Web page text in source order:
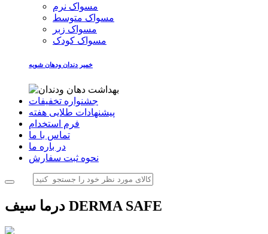
مسواک نرم
مسواک متوسط
مسواک زبر
مسواک کودک
خمیر دندان ودهان شویه
جشنواره تخفیفات
پیشنهادات طلایی هفته
فرم استخدام
تماس با ما
در باره ما
نحوه ثبت سفارش
درما سیف DERMA SAFE